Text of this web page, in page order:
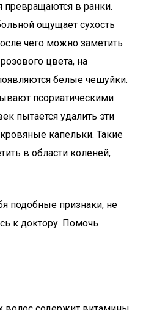
превращаются в ранки.
ощущает сухость
чего можно заметить
цвета, на
белые чешуйки.
псориатическими
пытается удалить эти
капельки. Такие
в области коленей,
подобные признаки, не
к доктору. Помочь